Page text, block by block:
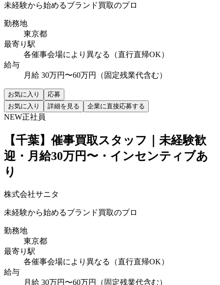
未経験から始めるブランド買取のプロ
勤務地
東京都
最寄り駅
各催事会場により異なる（直行直帰OK）
給与
月給 30万円〜60万円（固定残業代含む）
お気に入り
応募
お気に入り
詳細を見る 企業に直接応募する
NEW正社員
【千葉】催事買取スタッフ｜未経験歓
迎・月給30万円〜・インセンティブあ
り
株式会社サニタ
未経験から始めるブランド買取のプロ
勤務地
東京都
最寄り駅
各催事会場により異なる（直行直帰OK）
給与
月給 30万円〜60万円（固定残業代含む）